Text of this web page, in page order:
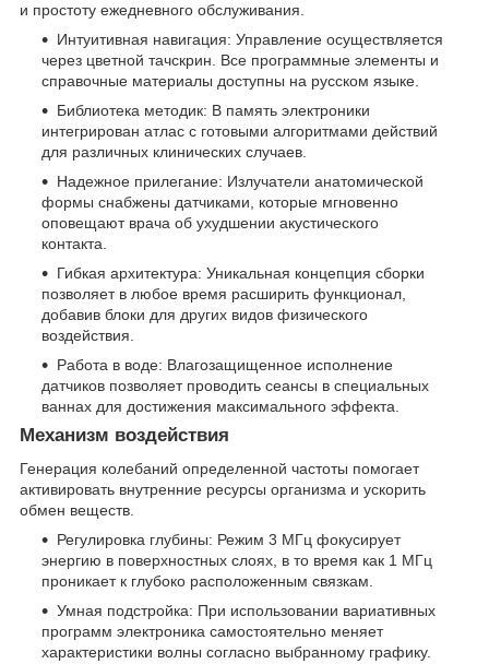
и простоту ежедневного обслуживания.
Интуитивная навигация: Управление осуществляется
через цветной тачскрин. Все программные элементы и
справочные материалы доступны на русском языке.
Библиотека методик: В память электроники
интегрирован атлас с готовыми алгоритмами действий
для различных клинических случаев.
Надежное прилегание: Излучатели анатомической
формы снабжены датчиками, которые мгновенно
оповещают врача об ухудшении акустического
контакта.
Гибкая архитектура: Уникальная концепция сборки
позволяет в любое время расширить функционал,
добавив блоки для других видов физического
воздействия.
Работа в воде: Влагозащищенное исполнение
датчиков позволяет проводить сеансы в специальных
ваннах для достижения максимального эффекта.
Механизм воздействия
Генерация колебаний определенной частоты помогает
активировать внутренние ресурсы организма и ускорить
обмен веществ.
Регулировка глубины: Режим 3 МГц фокусирует
энергию в поверхностных слоях, в то время как 1 МГц
проникает к глубоко расположенным связкам.
Умная подстройка: При использовании вариативных
программ электроника самостоятельно меняет
характеристики волны согласно выбранному графику.